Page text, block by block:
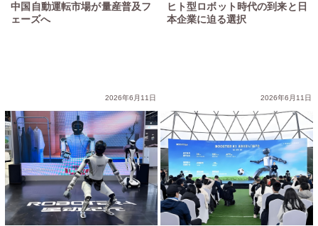
中国自動運転市場が量産普及フ
ェーズへ
ヒト型ロボット時代の到来と日
本企業に迫る選択
2026年6月11日 2026年6月11日